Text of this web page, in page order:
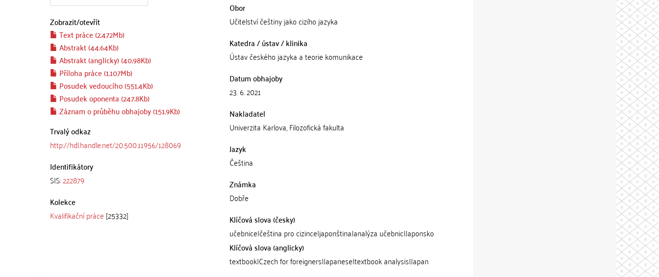
Zobrazit/otevřít
Text práce (2.472Mb)
Abstrakt (44.64Kb)
Abstrakt (anglicky) (40.98Kb)
Příloha práce (1.107Mb)
Posudek vedoucího (551.4Kb)
Posudek oponenta (247.8Kb)
Záznam o průběhu obhajoby (151.9Kb)
Trvalý odkaz
http://hdl.handle.net/20.500.11956/128069
Identifikátory
SIS:222879
Kolekce
Kvalifikační práce [25332]
Obor
Učitelství češtiny jako cizího jazyka
Katedra / ústav / klinika
Ústav českého jazyka a teorie komunikace
Datum obhajoby
23. 6. 2021
Nakladatel
Univerzita Karlova, Filozofická fakulta
Jazyk
Čeština
Známka
Dobře
Klíčová slova (česky)
učebnice|čeština pro cizince|japonština|analýza učebnic|Japonsko
Klíčová slova (anglicky)
textbook|Czech for foreigners|Japanese|textbook analysis|Japan